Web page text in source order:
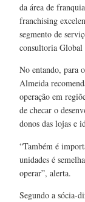
da área de
franchising
segmento de
consultoria Global
No entando, para
Almeida
operação em
de checar o
donos das lojas e
“Também é
unidades é
operar”, alerta.
Segundo a sócia-